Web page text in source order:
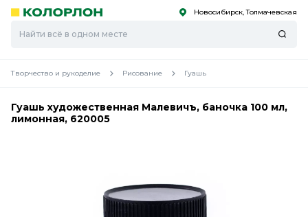
Скоро
Скоро Новосибирск, Толмачевская
Творчество и рукоделие Рисование Гуашь
Гуашь художественная Малевичъ, баночка 100 мл,
лимонная, 620005